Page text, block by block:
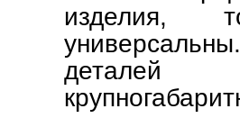
изделия,
деталей